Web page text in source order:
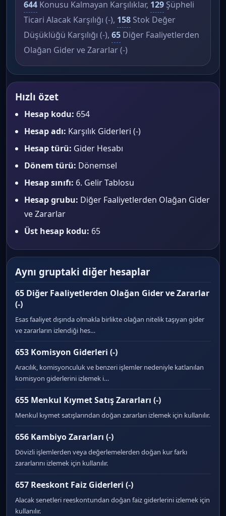
644 Konusu Kalmayan Karşılıklar, 129 Şüpheli
Ticari Alacak Karşılığı (-), 158 Stok Değer
Düşüklüğü Karşılığı (-), 65 Diğer Faaliyetlerden
Olağan Gider ve Zararlar (-)
Hızlı özet
Hesap kodu: 654
Hesap adı: Karşılık Giderleri (-)
Hesap türü: Gider Hesabı
Dönem türü: Dönemsel
Hesap sınıfı: 6. Gelir Tablosu
Hesap grubu: Diğer Faaliyetlerden Olağan Gider
ve Zararlar
Üst hesap kodu: 65
Aynı gruptaki diğer hesaplar
65 Diğer Faaliyetlerden Olağan Gider ve Zararlar
(-)
Esas faaliyet dışında olmakla birlikte olağan nitelik taşıyan gider
ve zararların izlendiği hes…
653 Komisyon Giderleri (-)
Aracılık, komisyonculuk ve benzeri işlemler nedeniyle katlanılan
komisyon giderlerini izlemek i…
655 Menkul Kıymet Satış Zararları (-)
Menkul kıymet satışlarından doğan zararları izlemek için kullanılır.
656 Kambiyo Zararları (-)
Dövizli işlemlerden veya değerlemelerden doğan kur farkı
zararlarını izlemek için kullanılır.
657 Reeskont Faiz Giderleri (-)
Alacak senetleri reeskontundan doğan faiz giderlerini izlemek için
kullanılır.